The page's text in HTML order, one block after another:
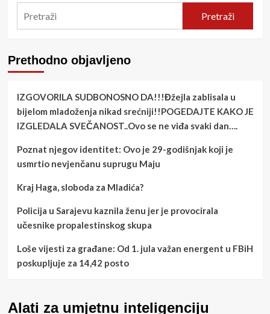
Pretraži
Prethodno objavljeno
IZGOVORILA SUDBONOSNO DA!!!Đžejla zablisala u
bijelom mladoženja nikad srećniji!!POGEDAJTE KAKO JE
IZGLEDALA SVEČANOST..Ovo se ne viđa svaki dan….
Poznat njegov identitet: Ovo je 29-godišnjak koji je
usmrtio nevjenčanu suprugu Maju
Kraj Haga, sloboda za Mladića?
Policija u Sarajevu kaznila ženu jer je provocirala
učesnike propalestinskog skupa
Loše vijesti za građane: Od 1. jula važan energent u FBiH
poskupljuje za 14,42 posto
Alati za umjetnu inteligenciju